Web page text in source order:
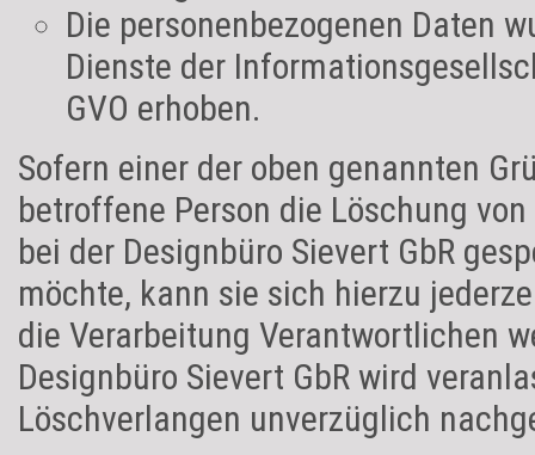
Die personenbezogenen Daten
Dienste der
GVO erhoben.
Sofern einer der oben genannten
betroffene Person die Löschung
bei der Designbüro Sievert GbR
möchte, kann sie sich hierzu
die Verarbeitung Verantwortlichen
Designbüro Sievert GbR wird
Löschverlangen unverzüglich